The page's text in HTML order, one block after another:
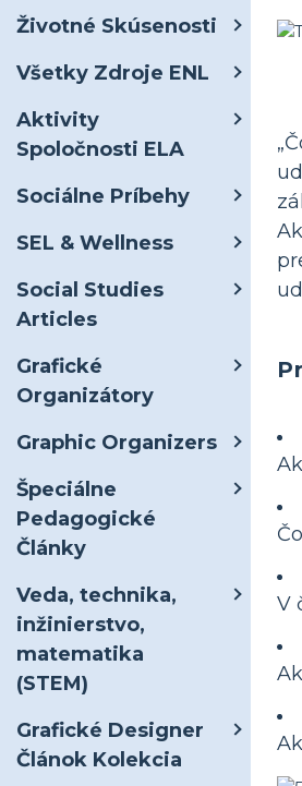
Životné Skúsenosti
Všetky Zdroje ENL
Aktivity
Spoločnosti ELA
Sociálne Príbehy
SEL & Wellness
Social Studies
Articles
Grafické
Organizátory
Graphic Organizers
Špeciálne
Pedagogické
Články
Veda, technika,
inžinierstvo,
matematika
(STEM)
Grafické Designer
Článok Kolekcia
V